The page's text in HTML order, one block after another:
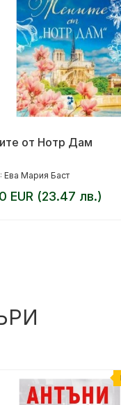
от Нотр Дам
Ева Мария Баст
EUR (23.47 лв.)